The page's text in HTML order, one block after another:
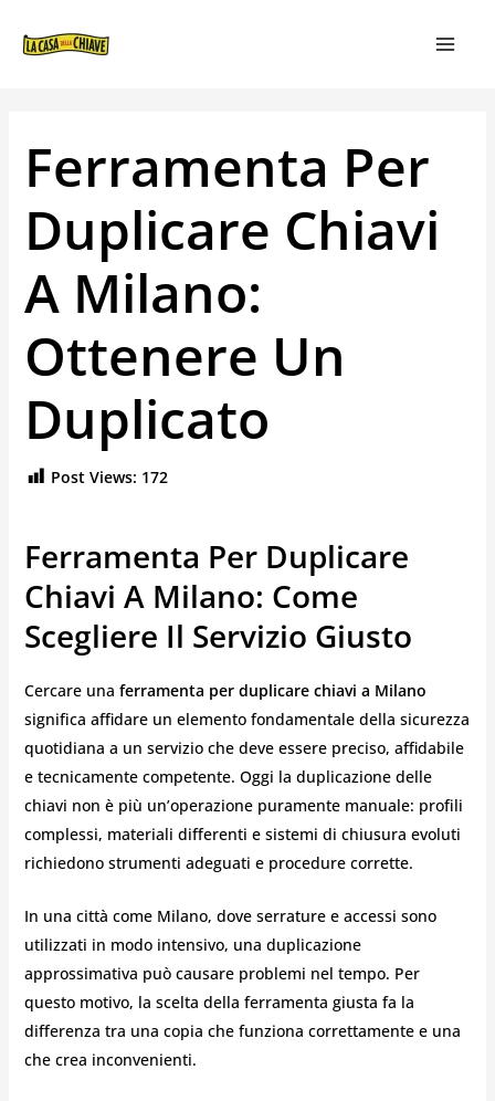
Ferramenta Per
Duplicare Chiavi
A Milano:
Ottenere Un
Duplicato
Post Views: 172
Ferramenta Per Duplicare
Chiavi A Milano: Come
Scegliere Il Servizio Giusto
Cercare una ferramenta per duplicare chiavi a Milano
significa affidare un elemento fondamentale della sicurezza
quotidiana a un servizio che deve essere preciso, affidabile
e tecnicamente competente. Oggi la duplicazione delle
chiavi non è più un’operazione puramente manuale: profili
complessi, materiali differenti e sistemi di chiusura evoluti
richiedono strumenti adeguati e procedure corrette.
In una città come Milano, dove serrature e accessi sono
utilizzati in modo intensivo, una duplicazione
approssimativa può causare problemi nel tempo. Per
questo motivo, la scelta della ferramenta giusta fa la
differenza tra una copia che funziona correttamente e una
che crea inconvenienti.
ARTICOLI